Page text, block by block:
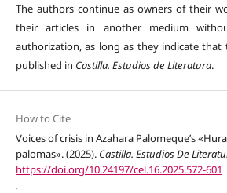
The authors continue as owners of their
their articles in another medium
authorization, as long as they indicate that
published in Castilla. Estudios de Literatura.
How to Cite
Voices of crisis in Azahara Palomeque’s
palomas». (2025). Castilla. Estudios De
https://doi.org/10.24197/cel.16.2025.572-601